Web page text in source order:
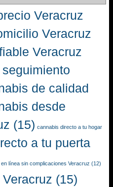
Veracruz
Veracruz
Veracruz
de calidad
desde
(15) cannabis directo a tu hogar
a tu puerta
línea sin complicaciones Veracruz (12)
(15)